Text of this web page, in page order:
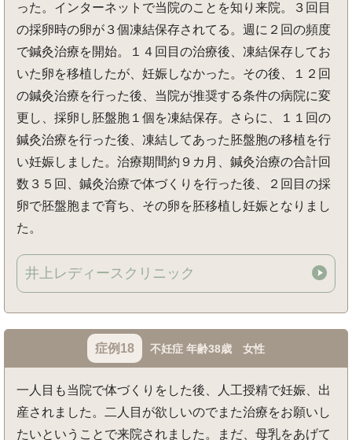
った。インターネットで当院のことを知り来院。３回目
の採卵時の卵が３個凍結保存されてる。週に２回の頻度
で鍼灸治療を開始。１４回目の治療後、凍結保存してお
いた卵を移植したが、妊娠しなかった。その後、１２回
の鍼灸治療を行った後、当院が推奨する条件の病院に変
更し、採卵し胚盤胞１個を凍結保存。さらに、１１回の
鍼灸治療を行った後、凍結してあった胚盤胞の移植を行
い妊娠しました。治療期間約９カ月、鍼灸治療の合計回
数３５回、鍼灸治療で体づくりを行った後、２回目の採
卵で胚盤胞まで育ち、その卵を胚移植し妊娠となりまし
た。
井上レディースクリニック
症例18 不妊症 年齢38歳 女性
一人目も当院で体づくりをした後、人工授精で妊娠、出
産されました。二人目が欲しいのでまた治療をお願いし
たいということで来院されました。まだ、母乳をあげて